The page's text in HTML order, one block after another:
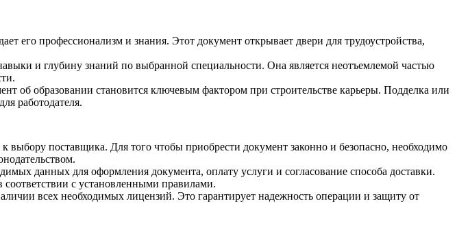
его профессионализм и знания.​ Этот документ открывает двери для трудоустройства,
и глубину знаний по выбранной специальности.​ Она является неотъемлемой частью
об образовании становится ключевым фактором при строительстве карьеры.​ Подделка или
работодателя.​
поставщика.​ Для того чтобы приобрести документ законно и безопасно, необходимо
данных для оформления документа, оплату услуги и согласование способа доставки.​
с установленными правилами.
всех необходимых лицензий.​ Это гарантирует надежность операции и защиту от